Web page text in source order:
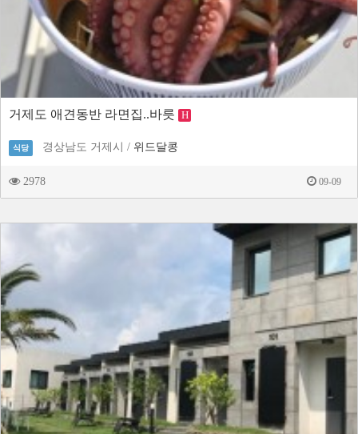
거제도 애견동반 라면집..바릇 H
식당 경상남도 거제시 / 위드달콩
2978 09-09